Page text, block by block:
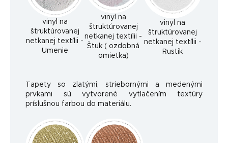
vinyl na
štruktúrovanej
netkanej textílii -
Umenie
vinyl na
štruktúrovanej
netkanej textílii -
Štuk ( ozdobná
omietka)
vinyl na
štruktúrovanej
netkanej textílii -
Rustik
Tapety so zlatými, striebornými a medenými
prvkami sú vytvorené vytlačením textúry
príslušnou farbou do materiálu.